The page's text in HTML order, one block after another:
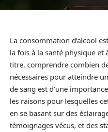
La consommation d’alcool
la fois à la santé physique et
titre, comprendre combien
nécessaires pour atteindre
de sang est d’une
les raisons pour lesquelles
en se basant sur des
témoignages vécus, et des